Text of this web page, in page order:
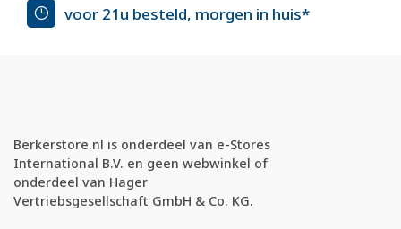
voor 21u besteld, morgen in huis*
Berkerstore.nl is onderdeel van e-Stores
International B.V. en geen webwinkel of
onderdeel van Hager
Vertriebsgesellschaft GmbH & Co. KG.